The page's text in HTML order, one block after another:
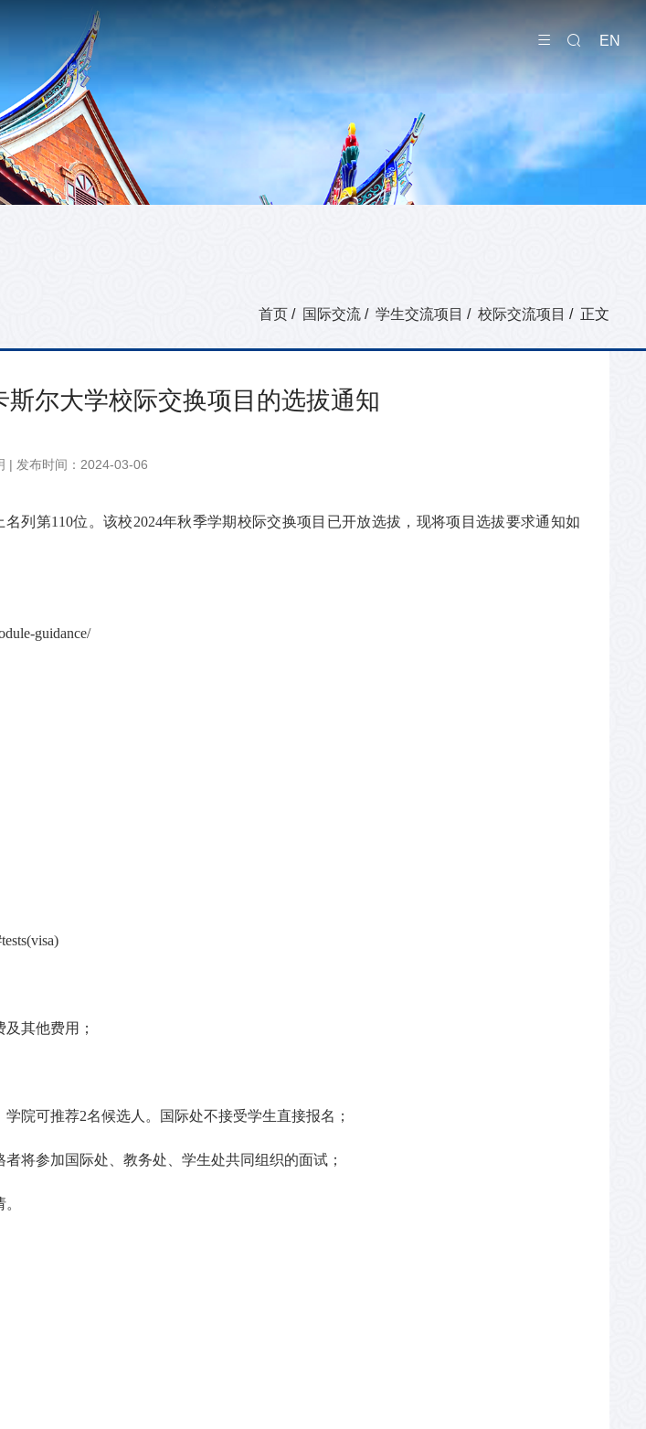
EN
首页 / 国际交流 / 学生交流项目 / 校际交流项目 / 正文
尔大学校际交换项目的选拔通知
| 发布时间：2024-03-06
名列第110位。该校2024年秋季学期校际交换项目已开放选拔，现将项目选拔要求通知如
guidance/
其他费用；
学院可推荐2名候选人。国际处不接受学生直接报名；
将参加国际处、教务处、学生处共同组织的面试；